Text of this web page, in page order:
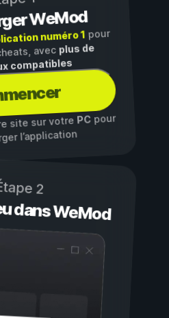
WeMod
numéro 1pour
avec plus de
compatibles
site sur votre PCpour
l’application
2
dans WeMod